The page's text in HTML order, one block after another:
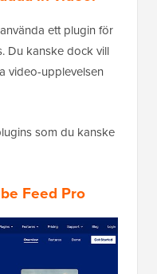
ett plugin för
Du kanske dock vill
video-upplevelsen
som du kanske
Feed Pro